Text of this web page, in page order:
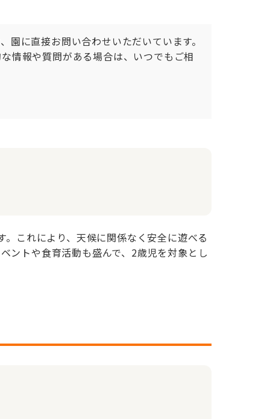
に直接お問い合わせいただいています。
情報や質問がある場合は、いつでもご相
これにより、天候に関係なく安全に遊べる
ントや食育活動も盛んで、2歳児を対象とし